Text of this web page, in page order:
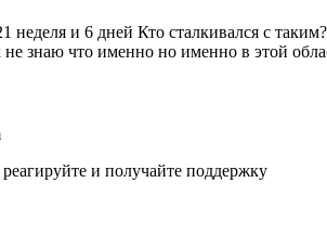
неделя и 6 дней Кто сталкивался с
знаю что именно но именно в этой
и получайте поддержку